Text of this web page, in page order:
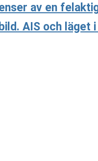
av en
AIS och läget